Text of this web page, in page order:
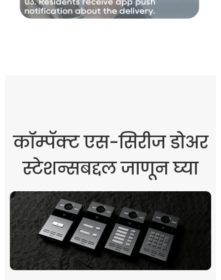
कॉम्पॅक्ट एस-सिरीज डोअर
स्टेशन्सबद्दल जाणून घ्या